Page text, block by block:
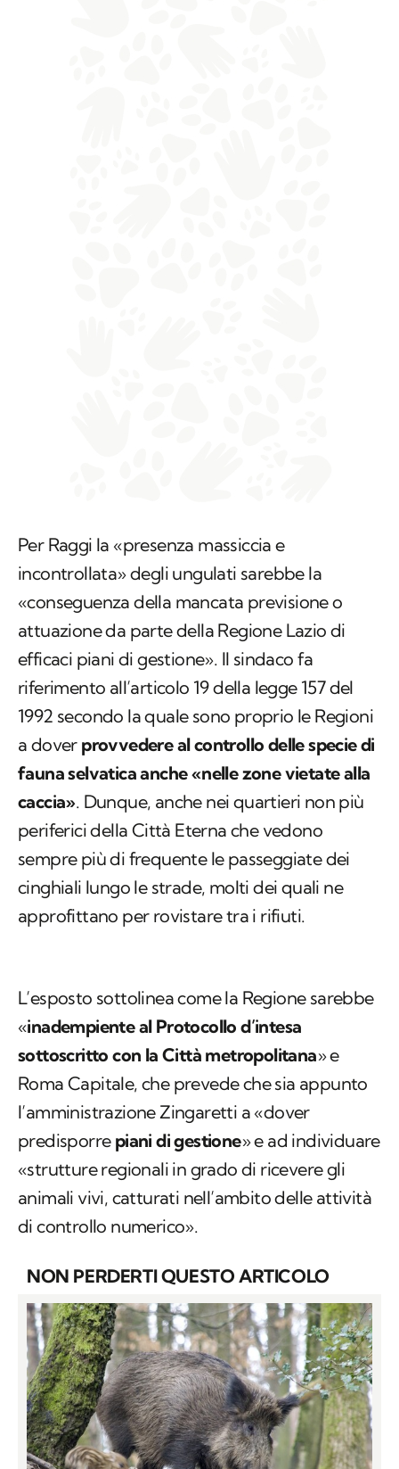
Per Raggi la «presenza massiccia e
incontrollata» degli ungulati sarebbe la
«conseguenza della mancata previsione o
attuazione da parte della Regione Lazio di
efficaci piani di gestione». Il sindaco fa
riferimento all’articolo 19 della legge 157 del
1992 secondo la quale sono proprio le Regioni
a dover provvedere al controllo delle specie di
fauna selvatica anche «nelle zone vietate alla
caccia». Dunque, anche nei quartieri non più
periferici della Città Eterna che vedono
sempre più di frequente le passeggiate dei
cinghiali lungo le strade, molti dei quali ne
approfittano per rovistare tra i rifiuti.
L’esposto sottolinea come la Regione sarebbe
«inadempiente al Protocollo d’intesa
sottoscritto con la Città metropolitana» e
Roma Capitale, che prevede che sia appunto
l’amministrazione Zingaretti a «dover
predisporre piani di gestione» e ad individuare
«strutture regionali in grado di ricevere gli
animali vivi, catturati nell’ambito delle attività
di controllo numerico».
NON PERDERTI QUESTO ARTICOLO